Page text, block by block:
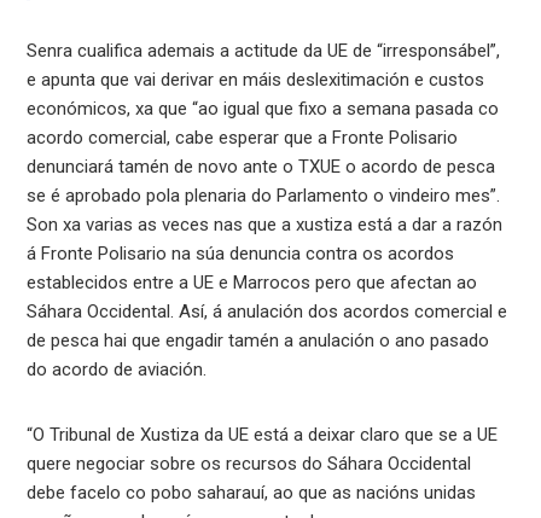
Senra cualifica ademais a actitude da UE de “irresponsábel”,
e apunta que vai derivar en máis deslexitimación e custos
económicos, xa que “ao igual que fixo a semana pasada co
acordo comercial, cabe esperar que a Fronte Polisario
denunciará tamén de novo ante o TXUE o acordo de pesca
se é aprobado pola plenaria do Parlamento o vindeiro mes”.
Son xa varias as veces nas que a xustiza está a dar a razón
á Fronte Polisario na súa denuncia contra os acordos
establecidos entre a UE e Marrocos pero que afectan ao
Sáhara Occidental. Así, á anulación dos acordos comercial e
de pesca hai que engadir tamén a anulación o ano pasado
do acordo de aviación.
“O Tribunal de Xustiza da UE está a deixar claro que se a UE
quere negociar sobre os recursos do Sáhara Occidental
debe facelo co pobo saharauí, ao que as nacións unidas